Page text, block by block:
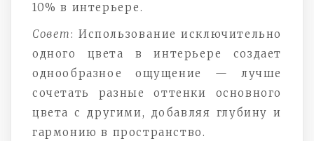
10% в интерьере.
Совет: Использование исключительно
одного цвета в интерьере создает
однообразное ощущение — лучше
сочетать разные оттенки основного
цвета с другими, добавляя глубину и
гармонию в пространство.